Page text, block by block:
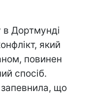
в Дортмунді
який
повинен
спосіб.
що